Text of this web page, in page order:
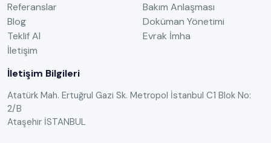
Referanslar
Blog
Teklif Al
İletişim
Bakım Anlaşması
Doküman Yönetimi
Evrak İmha
İletişim Bilgileri
Atatürk Mah. Ertuğrul Gazi Sk. Metropol İstanbul C1 Blok No:
2/B
Ataşehir İSTANBUL